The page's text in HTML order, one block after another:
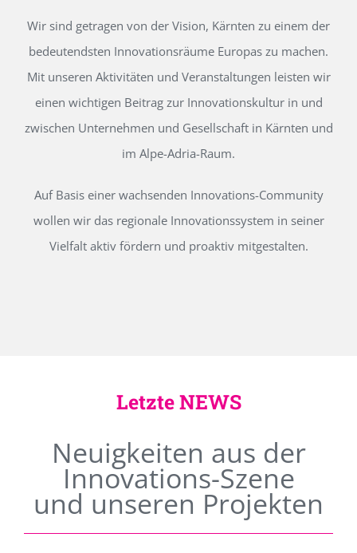
Wir sind getragen von der Vision, Kärnten zu einem der
bedeutendsten Innovationsräume Europas zu machen.
Mit unseren Aktivitäten und Veranstaltungen leisten wir
einen wichtigen Beitrag zur Innovationskultur in und
zwischen Unternehmen und Gesellschaft in Kärnten und
im Alpe-Adria-Raum.
Auf Basis einer wachsenden Innovations-Community
wollen wir das regionale Innovationssystem in seiner
Vielfalt aktiv fördern und proaktiv mitgestalten.
Letzte NEWS
Neuigkeiten aus der
Innovations-Szene
und unseren Projekten